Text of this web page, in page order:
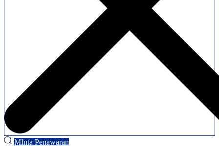
MInta Penawaran